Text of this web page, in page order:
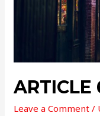
ARTICLE
Leave a Comment /